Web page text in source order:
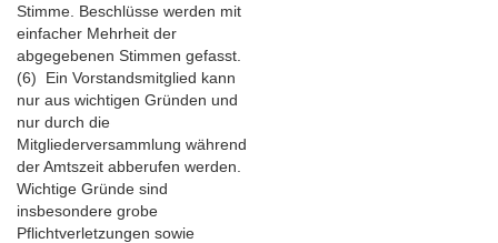
Stimme. Beschlüsse werden mit
einfacher Mehrheit der
abgegebenen Stimmen gefasst.
(6) Ein Vorstandsmitglied kann
nur aus wichtigen Gründen und
nur durch die
Mitgliederversammlung während
der Amtszeit abberufen werden.
Wichtige Gründe sind
insbesondere grobe
Pflichtverletzungen sowie